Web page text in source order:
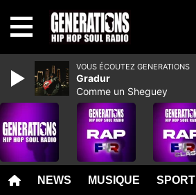
NEWS MUSIQUE SPORT
VOUS ÉCOUTEZ GENERATIONS
Gradur
Comme un Sheguey